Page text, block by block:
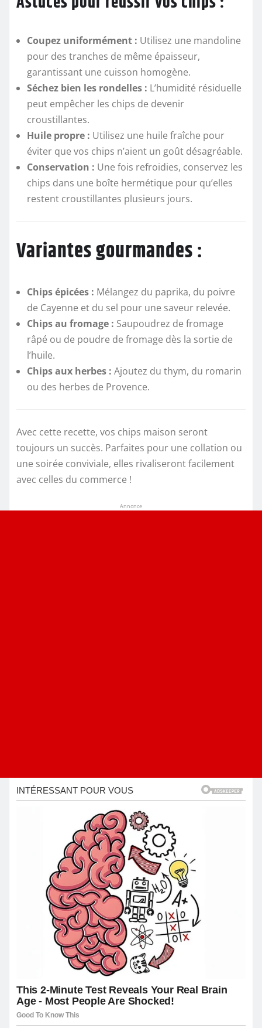
Coupez uniformément : Utilisez une mandoline
pour des tranches de même épaisseur,
garantissant une cuisson homogène.
Séchez bien les rondelles : L’humidité résiduelle
peut empêcher les chips de devenir
croustillantes.
Huile propre : Utilisez une huile fraîche pour
éviter que vos chips n’aient un goût désagréable.
Conservation : Une fois refroidies, conservez les
chips dans une boîte hermétique pour qu’elles
restent croustillantes plusieurs jours.
Variantes gourmandes :
Chips épicées : Mélangez du paprika, du poivre
de Cayenne et du sel pour une saveur relevée.
Chips au fromage : Saupoudrez de fromage
râpé ou de poudre de fromage dès la sortie de
l’huile.
Chips aux herbes : Ajoutez du thym, du romarin
ou des herbes de Provence.
Avec cette recette, vos chips maison seront
toujours un succès. Parfaites pour une collation ou
une soirée conviviale, elles rivaliseront facilement
avec celles du commerce !
Annonce